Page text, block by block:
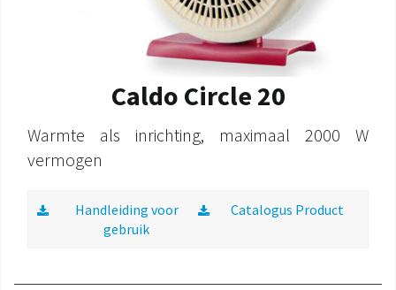
Caldo Circle 20
Warmte als inrichting, maximaal 2000 W
vermogen
Handleiding voor
gebruik
Catalogus Product